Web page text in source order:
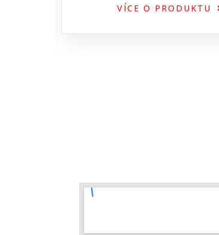
VÍCE O PRODUKTU